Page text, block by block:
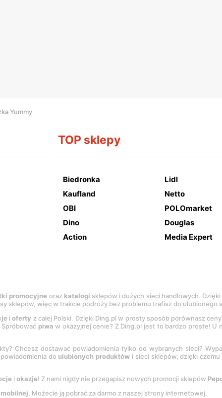
Yummy
TOP sklepy
Biedronka Lidl
Kaufland
Netto
OBI
POLOmarket
Dino
Douglas
Action
Media Expert
promocyjne oraz katalogi sklepów i dużych sieci handlowych.
sklepów, więc w trakcie podróży bez problemu trafisz do ulubionego
ioferty z całej Polski. Dzięki Ding.pl w prosty sposób porównasz
piwa w okazyjnej cenie? Z Ding.pl jest to bardzo proste! U
Chcesz dostawać powiadomienia tylko od wybranych sieci?
do ulubionych produktów i sieci sklepów, dzięki
i okazje! Z nami nigdy nie przegapisz nowych promocji sklepów
. Możecie ją pobrać za darmo z naszej strony internetowej.